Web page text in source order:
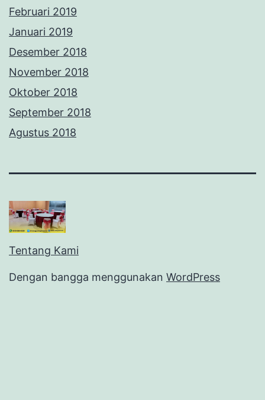
Februari 2019
Januari 2019
Desember 2018
November 2018
Oktober 2018
September 2018
Agustus 2018
Tentang Kami
Dengan bangga menggunakan WordPress